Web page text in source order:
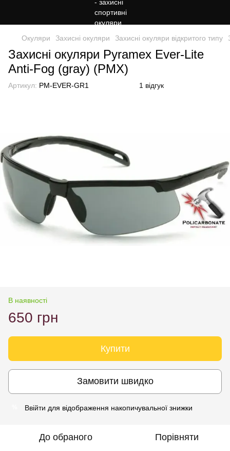
Окуляри Захисні окуляри Захисні окуляри відкритого типу
Захисні окуляри Pyramex Ever-Lite
Anti-Fog (gray) (PMX)
Артикул: PM-EVER-GR1 1 відгук
В наявності
650 грн
Купити
Замовити швидко
Ввійти для відображення накопичувальної знижки
До обраного Порівняти